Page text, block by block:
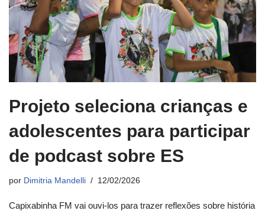
Projeto seleciona crianças e
adolescentes para participar
de podcast sobre ES
por Dimitria Mandelli 12/02/2026
Capixabinha FM vai ouvi-los para trazer reflexões sobre história